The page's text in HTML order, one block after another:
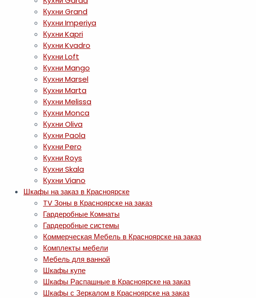
Кухни Grand
Кухни Imperiya
Кухни Kapri
Кухни Kvadro
Кухни Loft
Кухни Mango
Кухни Marsel
Кухни Marta
Кухни Melissa
Кухни Monca
Кухни Oliva
Кухни Paola
Кухни Pero
Кухни Roys
Кухни Skala
Кухни Viano
Шкафы на заказ в Красноярске
TV Зоны в Красноярске на заказ
Гардеробные Комнаты
Гардеробные системы
Коммерческая Мебель в Красноярске на заказ
Комплекты мебели
Мебель для ванной
Шкафы купе
Шкафы Распашные в Красноярске на заказ
Шкафы с Зеркалом в Красноярске на заказ